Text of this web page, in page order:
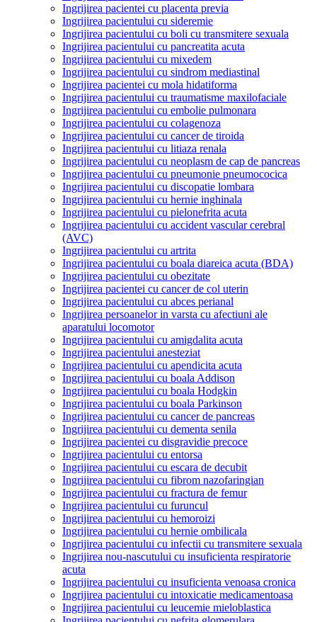
Ingrijirea pacientei cu placenta previa
Ingrijirea pacientului cu sideremie
Ingrijirea pacientului cu boli cu transmitere sexuala
Ingrijirea pacientului cu pancreatita acuta
Ingrijirea pacientului cu mixedem
Ingrijirea pacientului cu sindrom mediastinal
Ingrijirea pacientei cu mola hidatiforma
Ingrijirea pacientului cu traumatisme maxilofaciale
Ingrijirea pacientului cu embolie pulmonara
Ingrijirea pacientului cu colagenoza
Ingrijirea pacientului cu cancer de tiroida
Ingrijirea pacientului cu litiaza renala
Ingrijirea pacientului cu neoplasm de cap de pancreas
Ingrijirea pacientului cu pneumonie pneumococica
Ingrijirea pacientului cu discopatie lombara
Ingrijirea pacientului cu hernie inghinala
Ingrijirea pacientului cu pielonefrita acuta
Ingrijirea pacientului cu accident vascular cerebral
(AVC)
Ingrijirea pacientului cu artrita
Ingrijirea pacientului cu boala diareica acuta (BDA)
Ingrijirea pacientului cu obezitate
Ingrijirea pacientei cu cancer de col uterin
Ingrijirea pacientului cu abces perianal
Ingrijirea persoanelor in varsta cu afectiuni ale
aparatului locomotor
Ingrijirea pacientului cu amigdalita acuta
Ingrijirea pacientului anesteziat
Ingrijirea pacientului cu apendicita acuta
Ingrijirea pacientului cu boala Addison
Ingrijirea pacientului cu boala Hodgkin
Ingrijirea pacientului cu boala Parkinson
Ingrijirea pacientului cu cancer de pancreas
Ingrijirea pacientului cu dementa senila
Ingrijirea pacientei cu disgravidie precoce
Ingrijirea pacientului cu entorsa
Ingrijirea pacientului cu escara de decubit
Ingrijirea pacientului cu fibrom nazofaringian
Ingrijirea pacientului cu fractura de femur
Ingrijirea pacientului cu furuncul
Ingrijirea pacientului cu hemoroizi
Ingrijirea pacientului cu hernie ombilicala
Ingrijirea pacientului cu infectii cu transmitere sexuala
Ingrijirea nou-nascutului cu insuficienta respiratorie
acuta
Ingrijirea pacientului cu insuficienta venoasa cronica
Ingrijirea pacientului cu intoxicatie medicamentoasa
Ingrijirea pacientului cu leucemie mieloblastica